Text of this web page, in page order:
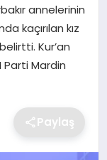
annelerinin
kaçırılan kız
Kur’an
Parti Mardin
Paylaş